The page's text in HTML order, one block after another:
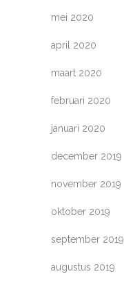
mei 2020
april 2020
maart 2020
februari 2020
januari 2020
december 2019
november 2019
oktober 2019
september 2019
augustus 2019